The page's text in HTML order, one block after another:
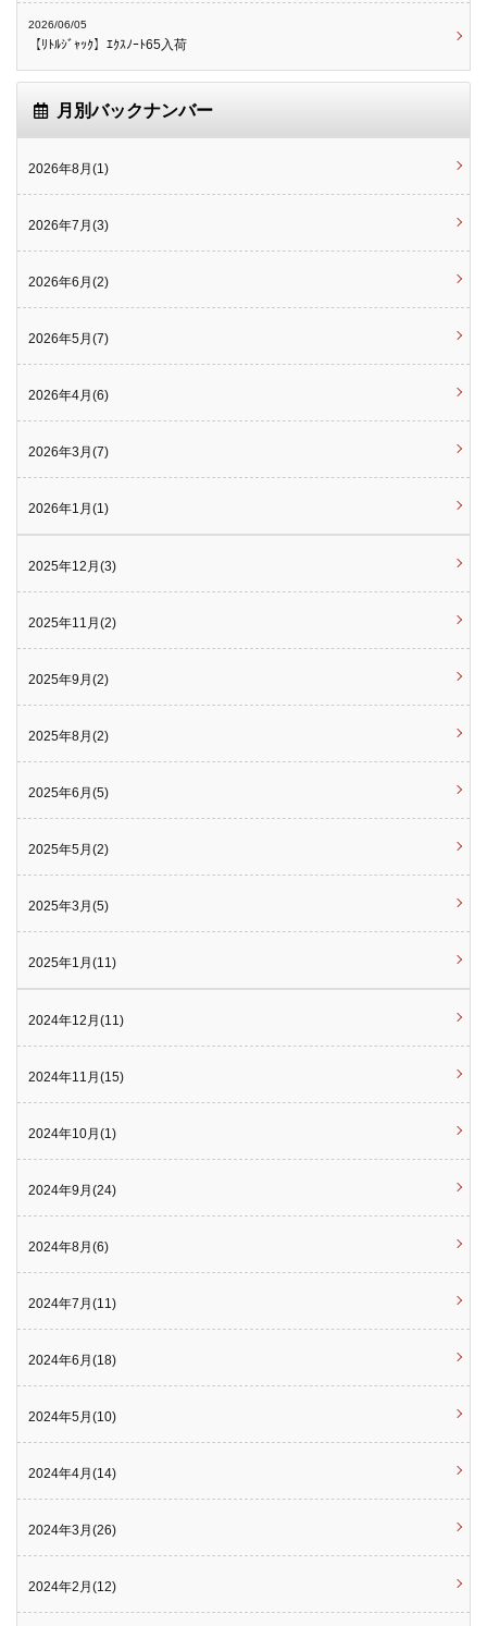
2026/06/05
【ﾘﾄﾙｼﾞｬｯｸ】ｴｸｽﾉｰﾄ65入荷
月別バックナンバー
2026年8月(1)
2026年7月(3)
2026年6月(2)
2026年5月(7)
2026年4月(6)
2026年3月(7)
2026年1月(1)
2025年12月(3)
2025年11月(2)
2025年9月(2)
2025年8月(2)
2025年6月(5)
2025年5月(2)
2025年3月(5)
2025年1月(11)
2024年12月(11)
2024年11月(15)
2024年10月(1)
2024年9月(24)
2024年8月(6)
2024年7月(11)
2024年6月(18)
2024年5月(10)
2024年4月(14)
2024年3月(26)
2024年2月(12)